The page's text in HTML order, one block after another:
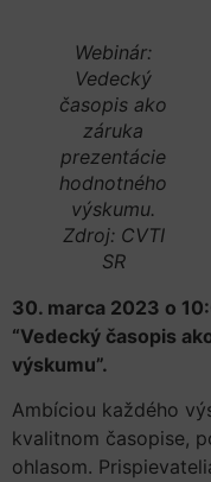
Webinár:
Vedecký
časopis ako
záruka
prezentácie
hodnotného
výskumu.
Zdroj: CVTI
SR
30. marca 2023 o
“Vedecký časopis
výskumu”.
Ambíciou každého
kvalitnom časopise,
ohlasom.